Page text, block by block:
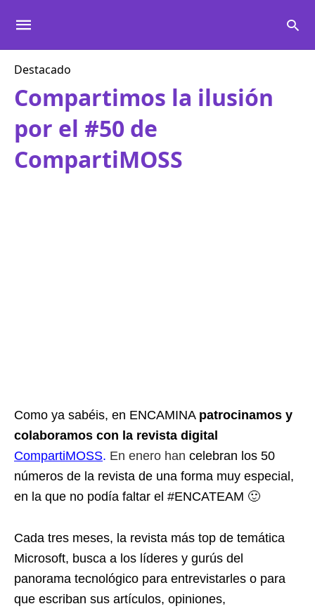
Destacado
Compartimos la ilusión
por el #50 de
CompartiMOSS
Como ya sabéis, en ENCAMINA patrocinamos y
colaboramos con la revista digital
CompartiMOSS. En enero han celebran los 50
números de la revista de una forma muy especial,
en la que no podía faltar el #ENCATEAM 🙂
Cada tres meses, la revista más top de temática
Microsoft, busca a los líderes y gurús del
panorama tecnológico para entrevistarles o para
que escriban sus artículos, opiniones,